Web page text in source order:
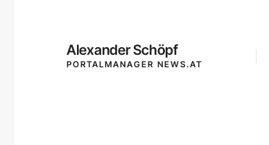
Alexander Schöpf
PORTALMANAGER NEWS.AT